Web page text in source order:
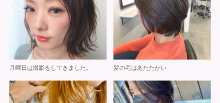
月曜日は撮影をしてきました。 髪の毛はあたたかい